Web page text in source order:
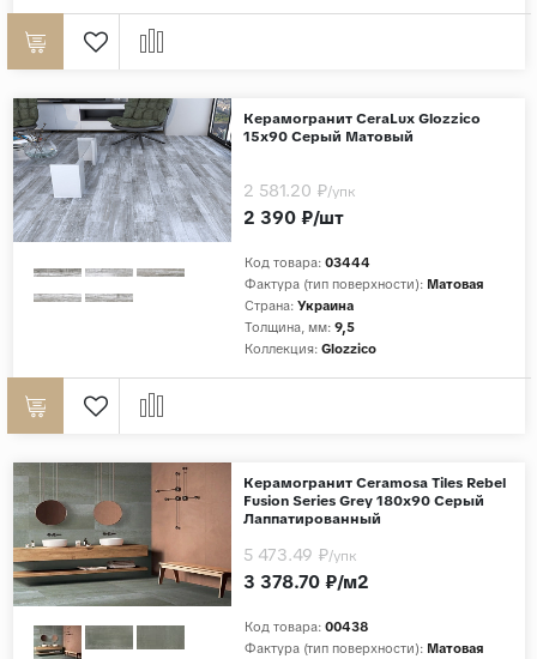
Керамогранит CeraLux Glozzico
15x90 Серый Матовый
Код товара: 03444
Фактура (тип поверхности): Матовая
Страна: Украина
Толщина, мм: 9,5
Коллекция: Glozzico
2 390 ₽/шт
2 581.20 ₽/упк
Керамогранит Ceramosa Tiles Rebel
Fusion Series Grey 180x90 Серый
Лаппатированный
Код товара: 00438
Фактура (тип поверхности): Матовая
3 378.70 ₽/м2
5 473.49 ₽/упк